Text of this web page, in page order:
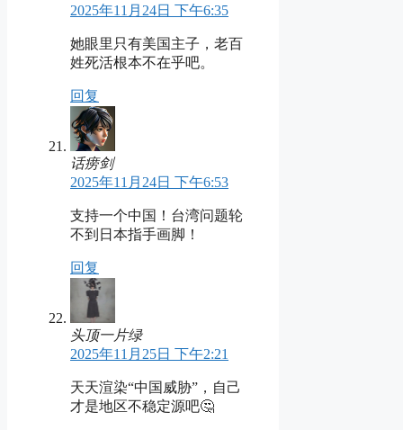
2025年11月24日 下午6:35
她眼里只有美国主子，老百
姓死活根本不在乎吧。
回复
话痨剑
2025年11月24日 下午6:53
支持一个中国！台湾问题轮
不到日本指手画脚！
回复
头顶一片绿
2025年11月25日 下午2:21
天天渲染“中国威胁”，自己
才是地区不稳定源吧🤔